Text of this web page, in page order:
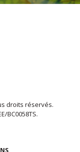
droits réservés.
BC0058TS.